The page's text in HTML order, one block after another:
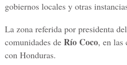
gobiernos locales y otras
La zona referida por presidenta
comunidades de Río Coco, en las
con Honduras.